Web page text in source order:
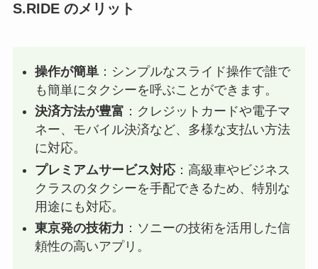
S.RIDE のメリット
操作が簡単 ：シンプルなスライド操作で誰で
も簡単にタクシーを呼ぶことができます。
決済方法が豊富 ：クレジットカードや電子マ
ネー、モバイル決済など、多様な支払い方法
に対応。
プレミアムサービス対応：高級車やビジネス
クラスのタクシーを手配できるため、特別な
用途にも対応。
東京発の技術力 ：ソニーの技術を活用した信
頼性の高いアプリ。